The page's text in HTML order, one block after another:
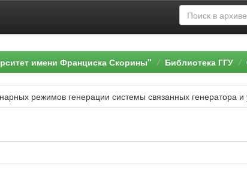
имени Франциска Скорины" Библиотека ГГУ
режимов генерации системы связанных генератора и